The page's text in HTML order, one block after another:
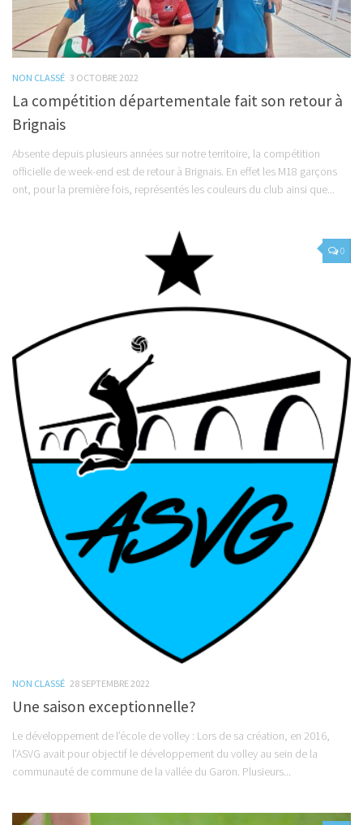
NON CLASSÉ 3 OCTOBRE 2022
La compétition départementale fait son retour à
Brignais
Absente depuis plusieurs années sur notre territoire, la compétition
officielle de week-end est de retour à Brignais. En effet les M18 garçons
ont, pour la première fois, représentés les couleurs du club ainsi que...
0
NON CLASSÉ 28 SEPTEMBRE 2022
Une saison exceptionnelle?
Le développement de l’école de volley : Lors de sa création, en 2016,
l’ASVG avait pour objectif le développement du volley au sein de la
communauté de commune de la vallée du Garon. Plusieurs...